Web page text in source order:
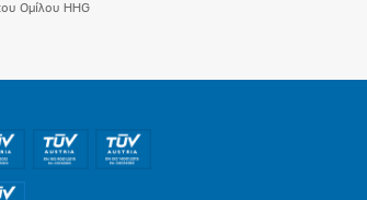
Ομίλου HHG